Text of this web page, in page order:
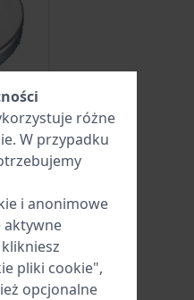
różne
. W przypadku
i anonimowe
aktywne
pliki cookie",
opcjonalne